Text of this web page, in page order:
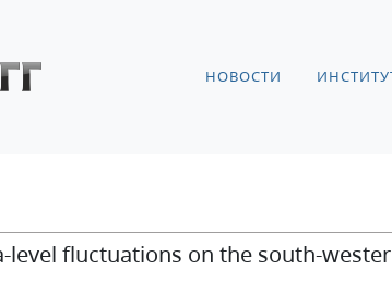
НОВОСТИ
level fluctuations on the south-